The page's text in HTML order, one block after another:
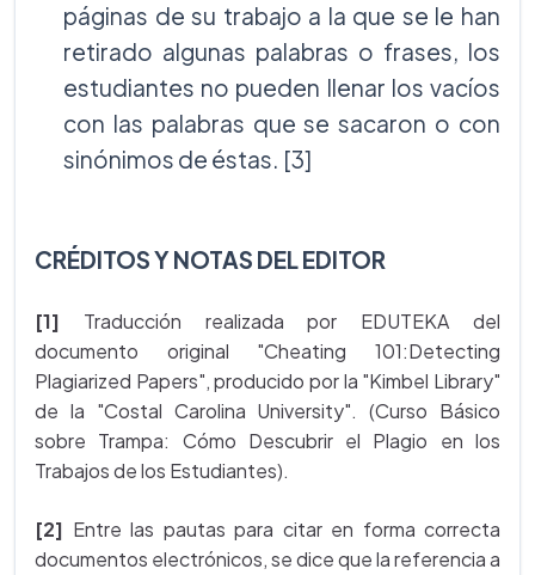
páginas de su trabajo a la que se le han
retirado algunas palabras o frases, los
estudiantes no pueden llenar los vacíos
con las palabras que se sacaron o con
sinónimos de éstas. [3]
CRÉDITOS Y NOTAS DEL EDITOR
[1] Traducción realizada por EDUTEKA del
documento original "Cheating 101:Detecting
Plagiarized Papers", producido por la "Kimbel Library"
de la "Costal Carolina University". (Curso Básico
sobre Trampa: Cómo Descubrir el Plagio en los
Trabajos de los Estudiantes).
[2] Entre las pautas para citar en forma correcta
documentos electrónicos, se dice que la referencia a